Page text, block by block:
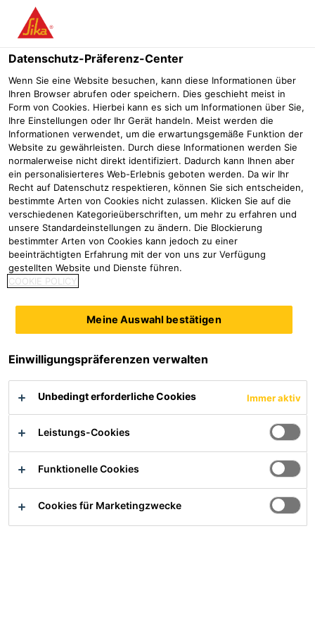
Menü
Broschüren & Flyer
Betoninstandsetzung Downloads Broschüren & Flyer
Something went wrong loading the listing. Please
try refreshing the page.
Service
Dokumenten Download
Entsorgung
Informationen gemäß Störfallverordnung
Lieferanteninformationen
Produktsicherheit
Datenschutz-Präferenz-Center
Wenn Sie eine Website besuchen, kann diese Informationen über
Ihren Browser abrufen oder speichern. Dies geschieht meist in
Form von Cookies. Hierbei kann es sich um Informationen über Sie,
Ihre Einstellungen oder Ihr Gerät handeln. Meist werden die
Informationen verwendet, um die erwartungsgemäße Funktion der
Website zu gewährleisten. Durch diese Informationen werden Sie
normalerweise nicht direkt identifiziert. Dadurch kann Ihnen aber
ein personalisierteres Web-Erlebnis geboten werden. Da wir Ihr
Recht auf Datenschutz respektieren, können Sie sich entscheiden,
bestimmte Arten von Cookies nicht zulassen. Klicken Sie auf die
verschiedenen Kategorieüberschriften, um mehr zu erfahren und
unsere Standardeinstellungen zu ändern. Die Blockierung
bestimmter Arten von Cookies kann jedoch zu einer
beeinträchtigten Erfahrung mit der von uns zur Verfügung
gestellten Website und Dienste führen.
COOKIE POLICY
Meine Auswahl bestätigen
Einwilligungspräferenzen verwalten
Unbedingt erforderliche Cookies Immer aktiv
Leistungs-Cookies
Funktionelle Cookies
Cookies für Marketingzwecke